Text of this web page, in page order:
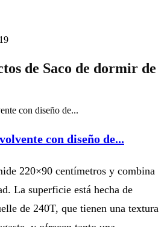
de Saco de dormir de
con diseño de...
220×90 centímetros y combina
La superficie está hecha de
de 240T, que tienen una textura